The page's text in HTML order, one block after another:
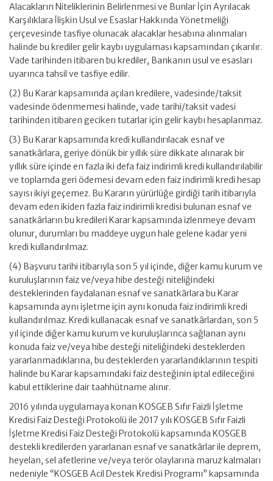
Alacakların Niteliklerinin Belirlenmesi ve Bunlar İçin Ayrılacak
Karşılıklara İlişkin Usul ve Esaslar Hakkında Yönetmeliği
çerçevesinde tasfiye olunacak alacaklar hesabına alınmaları
halinde bu krediler gelir kaybı uygulaması kapsamından çıkarılır.
Vade tarihinden itibaren bu krediler, Bankanın usul ve esasları
uyarınca tahsil ve tasfiye edilir.
(2) Bu Karar kapsamında açılan kredilere, vadesinde/taksit
vadesinde ödenmemesi halinde, vade tarihi/taksit vadesi
tarihinden itibaren geciken tutarlar için gelir kaybı hesaplanmaz.
(3) Bu Karar kapsamında kredi kullandırılacak esnaf ve
sanatkârlara, geriye dönük bir yıllık süre dikkate alınarak bir
yıllık süre içinde en fazla iki defa faiz indirimli kredi kullandırılabilir
ve toplamda geri ödemesi devam eden faiz indirimli kredi hesap
sayısı ikiyi geçemez. Bu Kararın yürürlüğe girdiği tarih itibarıyla
devam eden ikiden fazla faiz indirimli kredisi bulunan esnaf ve
sanatkârların bu kredileri Karar kapsamında izlenmeye devam
olunur, durumları bu maddeye uygun hale gelene kadar yeni
kredi kullandırılmaz.
(4) Başvuru tarihi itibarıyla son 5 yıl içinde, diğer kamu kurum ve
kuruluşlarının faiz ve/veya hibe desteği niteliğindeki
desteklerinden faydalanan esnaf ve sanatkârlara bu Karar
kapsamında aynı işletme için aynı konuda faiz indirimli kredi
kullandırılmaz. Kredi kullanacak esnaf ve sanatkârlardan, son 5
yıl içinde diğer kamu kurum ve kuruluşlarınca sağlanan aynı
konuda faiz ve/veya hibe desteği niteliğindeki desteklerden
yararlanmadıklarına, bu desteklerden yararlandıklarının tespiti
halinde bu Karar kapsamındaki faiz desteğinin iptal edileceğini
kabul ettiklerine dair taahhütname alınır.
2016 yılında uygulamaya konan KOSGEB Sıfır Faizli İşletme
Kredisi Faiz Desteği Protokolü ile 2017 yılı KOSGEB Sıfır Faizli
İşletme Kredisi Faiz Desteği Protokolü kapsamında KOSGEB
destekli kredilerden yararlanan esnaf ve sanatkârlar ile deprem,
heyelan, sel afetlerine ve/veya terör olaylarına maruz kalmaları
nedeniyle “KOSGEB Acil Destek Kredisi Programı” kapsamında